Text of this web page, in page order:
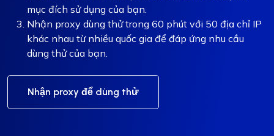
mục đích sử dụng của bạn.
Nhận proxy dùng thử trong 60 phút với 50 địa chỉ IP
khác nhau từ nhiều quốc gia để đáp ứng nhu cầu
dùng thử của bạn.
Nhận proxy để dùng thử